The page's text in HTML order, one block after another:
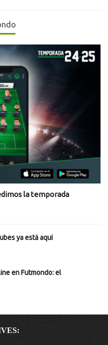
la temporada
ya está aquí
en Futmondo: el